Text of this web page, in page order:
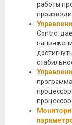
работы
Control